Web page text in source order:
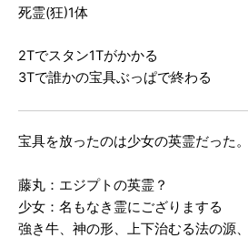
死霊(狂)1体
2Tでスタン1Tがかかる
3Tで誰かの宝具ぶっぱで終わる
宝具を放ったのは少女の英霊だった。
藤丸：エジプトの英霊？
少女：名もなき霊にござりまする
強き牛、神の形、上下治むる法の源